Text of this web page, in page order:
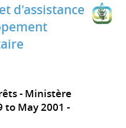
d'assistance
- Ministère
to May 2001